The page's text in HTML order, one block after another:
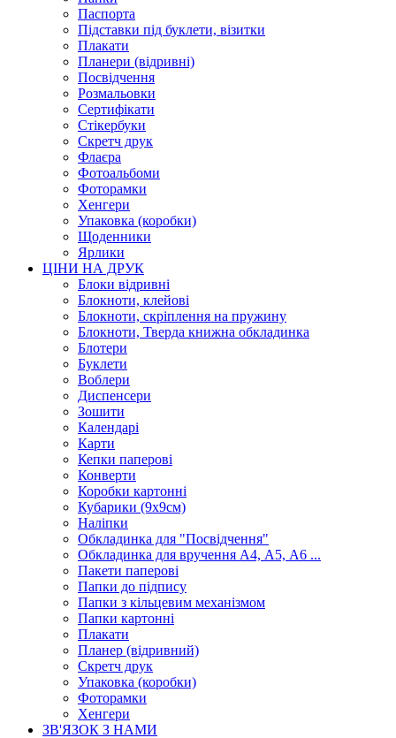
Паспорта
Підставки під буклети, візитки
Плакати
Планери (відривні)
Посвідчення
Розмальовки
Сертифікати
Стікербуки
Скретч друк
Флаєра
Фотоальбоми
Фоторамки
Хенгери
Упаковка (коробки)
Щоденники
Ярлики
ЦІНИ НА ДРУК
Блоки відривні
Блокноти, клейові
Блокноти, скріплення на пружину
Блокноти, Тверда книжна обкладинка
Блотери
Буклети
Воблери
Диспенсери
Зошити
Календарі
Карти
Кепки паперові
Конверти
Коробки картонні
Кубарики (9х9см)
Наліпки
Обкладинка для "Посвідчення"
Обкладинка для вручення А4, А5, А6 ...
Пакети паперові
Папки до підпису
Папки з кільцевим механізмом
Папки картонні
Плакати
Планер (відривний)
Скретч друк
Упаковка (коробки)
Фоторамки
Хенгери
ЗВ'ЯЗОК З НАМИ